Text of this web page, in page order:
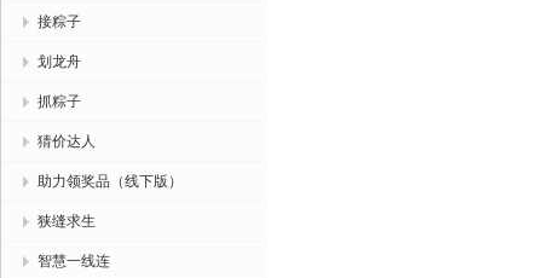
接粽子
划龙舟
抓粽子
猜价达人
助力领奖品（线下版）
狭缝求生
智慧一线连